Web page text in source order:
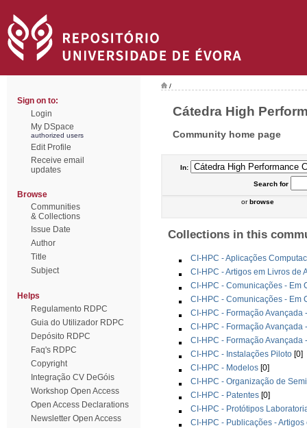
Sign on to:
Login
My DSpace
authorized users
Edit Profile
Receive email
updates
Browse
Communities
& Collections
Issue Date
Author
Title
Subject
Helps
Regulamento RDPC
Guia do Utilizador RDPC
Depósito RDPC
Faq's RDPC
Copyright
Integração CV DeGóis
Workshop Open Access
Open Access Declarations
Newsletter Open Access
/
Cátedra High
Community home page
In:
Searchfor
orbrowse
Collections in this
CI-HPC - Aplicações
CI-HPC - Artigos em Livros de
CI-HPC - Comunicações - Em
CI-HPC - Comunicações - Em
CI-HPC - Formação Avançada
CI-HPC - Formação Avançada
CI-HPC - Formação Avançada
CI-HPC - Instalações Piloto [0]
CI-HPC - Modelos [0]
CI-HPC - Organização de
CI-HPC - Patentes [0]
CI-HPC - Protótipos
CI-HPC - Publicações -